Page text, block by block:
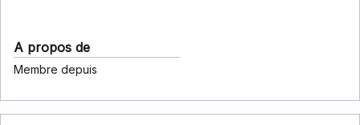
A propos de
Membre depuis